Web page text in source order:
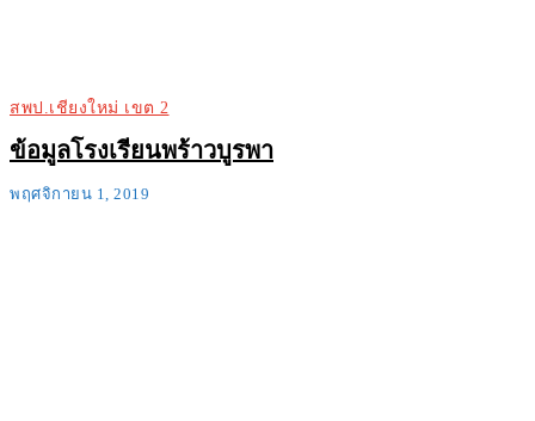
สพป.เชียงใหม่ เขต 2
ข้อมูลโรงเรียนพร้าวบูรพา
พฤศจิกายน 1, 2019